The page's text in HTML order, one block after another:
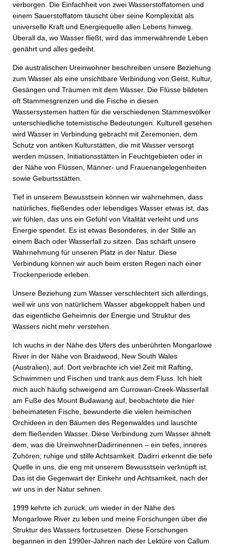
verborgen. Die Einfachheit von zwei Wasserstoffatomen und
einem Sauerstoffatom täuscht über seine Komplexität als
universelle Kraft und Energiequelle allen Lebens hinweg.
Überall da, wo Wasser fließt, wird das immerwährende Leben
genährt und alles gedeiht.
Die australischen Ureinwohner beschreiben unsere Beziehung
zum Wasser als eine unsichtbare Verbindung von Geist, Kultur,
Gesängen und Träumen mit dem Wasser. Die Flüsse bildeten
oft Stammesgrenzen und die Fische in diesen
Wassersystemen hatten für die verschiedenen Stammesvölker
unterschiedliche totemistische Bedeutungen. Kulturell gesehen
wird Wasser in Verbindung gebracht mit Zeremonien, dem
Schutz von antiken Kulturstätten, die mit Wasser versorgt
werden müssen, Initiationsstätten in Feuchtgebieten oder in
der Nähe von Flüssen, Männer- und Frauenangelegenheiten
sowie Geburtsstätten.
Tief in unserem Bewusstsein können wir wahrnehmen, dass
natürliches, fließendes oder lebendiges Wasser etwas ist, das
wir fühlen, das uns ein Gefühl von Vitalität verleiht und uns
Energie spendet. Es ist etwas Besonderes, in der Stille an
einem Bach oder Wasserfall zu sitzen. Das schärft unsere
Wahrnehmung für unseren Platz in der Natur. Diese
Verbindung können wir auch beim ersten Regen nach einer
Trockenperiode erleben.
Unsere Beziehung zum Wasser verschlechtert sich allerdings,
weil wir uns von natürlichem Wasser abgekoppelt haben und
das eigentliche Geheimnis der Energie und Struktur des
Wassers nicht mehr verstehen.
Ich wuchs in der Nähe des Ufers des unberührten Mongarlowe
River in der Nähe von Braidwood, New South Wales
(Australien), auf. Dort verbrachte ich viel Zeit mit Rafting,
Schwimmen und Fischen und trank aus dem Fluss. Ich hielt
mich auch häufig schweigend am Currowan-Creek-Wasserfall
am Fuße des Mount Buda­wang auf, beobachtete die hier
beheimateten Fische, bewunderte die vielen heimischen
Orchideen in den Bäumen des Regenwaldes und lauschte
dem fließenden Wasser. Diese Verbindung zum Wasser ähnelt
dem, was die UreinwohnerDadirrinennen – ein tiefes, inneres
Zuhören; ruhige und stille Achtsamkeit. Dadirri erkennt die tiefe
Quelle in uns, die eng mit unserem Bewusstsein verknüpft ist.
Das ist die Gegenwart der Einkehr und Achtsamkeit, nach der
wir uns in der Natur sehnen.
1999 kehrte ich zurück, um wieder in der Nähe des
Mongarlowe River zu leben und meine Forschungen über die
Struktur des Wassers fortzusetzen. Diese Forschungen
begannen in den 1990er-Jahren nach der Lektüre von Callum